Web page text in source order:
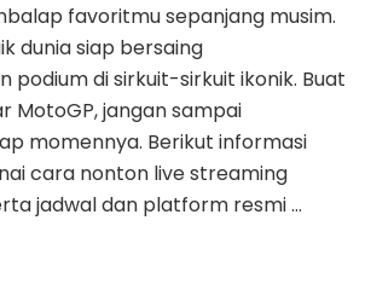
favoritmu sepanjang musim.
dunia siap bersaing
podium di sirkuit-sirkuit ikonik. Buat
MotoGP, jangan sampai
momennya. Berikut informasi
cara nonton live streaming
jadwal dan platform resmi …